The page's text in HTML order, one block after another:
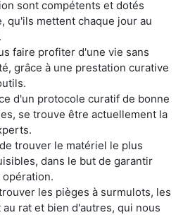
sont compétents et dotés
qu'ils mettent chaque jour au
faire profiter d'une vie sans
grâce à une prestation curative
d'un protocole curatif de bonne
se trouve être actuellement la
trouver le matériel le plus
dans le but de garantir
les pièges à surmulots, les
rat et bien d'autres, qui nous